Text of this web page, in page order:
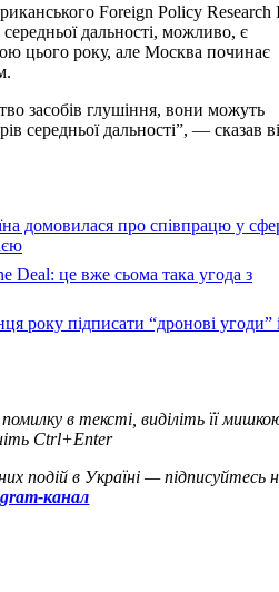
Foreign Policy Research
дальності, можливо, є
цього року, але Москва починає
засобів глушіння, вони можуть
середньої дальності”, — сказав
домовилася про співпрацю у
Deal: це вже сьома така угода з
року підписати “дронові угоди”
в тексті, виділіть її
Ctrl+Enter
подій в Україні — підписуйтесь
канал